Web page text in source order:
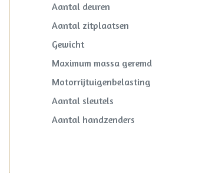
Aantal deuren
Aantal zitplaatsen
Gewicht
Maximum massa geremd
Motorrijtuigenbelasting
Aantal sleutels
Aantal handzenders